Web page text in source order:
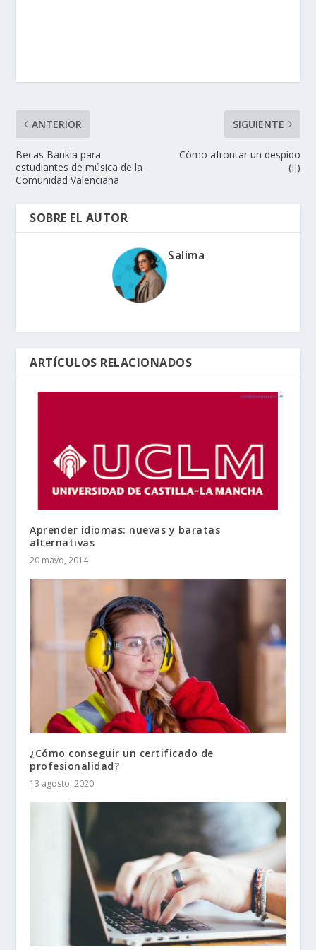
ANTERIOR
Becas Bankia para
estudiantes de música de la
Comunidad Valenciana
SIGUIENTE
Cómo afrontar un despido
(II)
SOBRE EL AUTOR
Salima
ARTÍCULOS RELACIONADOS
Aprender idiomas: nuevas y baratas
alternativas
20 mayo, 2014
¿Cómo conseguir un certificado de
profesionalidad?
13 agosto, 2020